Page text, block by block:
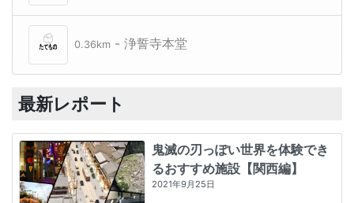
0.36km - 浄誓寺本堂
最新レポート
鬼滅の刃っぽい世界を体験でき
るおすすめ施設【関西編】
2021年9月25日